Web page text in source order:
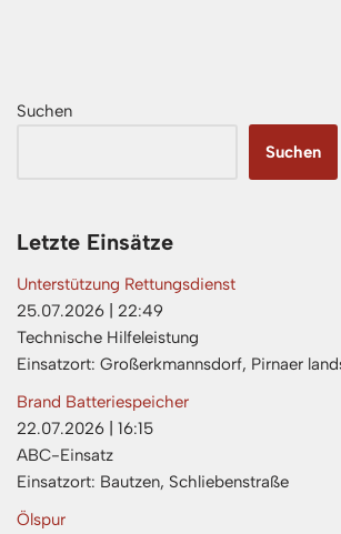
Suchen
Suchen
Letzte Einsätze
Unterstützung Rettungsdienst
25.07.2026
22:49
Technische Hilfeleistung
Einsatzort: Großerkmannsdorf, Pirnaer
Brand Batteriespeicher
22.07.2026
16:15
ABC-Einsatz
Einsatzort: Bautzen, Schliebenstraße
Ölspur